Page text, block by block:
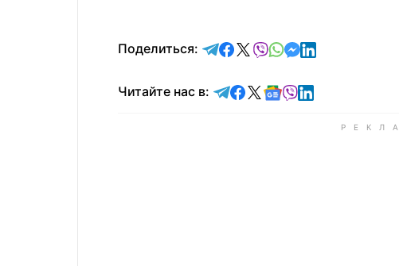
Поделиться: отправить в Telegram
поделиться в Facebook
поделиться в X
отправить в Viber
отправить в
отправить в
отправить в
Читайте нас в: Читайте в Telegram
Читайте в Facebook
Читайте в X
Читайте в Google
Читайте в Viber
Читайте в